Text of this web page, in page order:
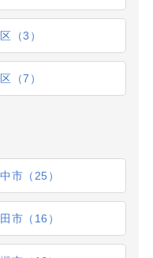
（3）
（7）
市（25）
市（16）